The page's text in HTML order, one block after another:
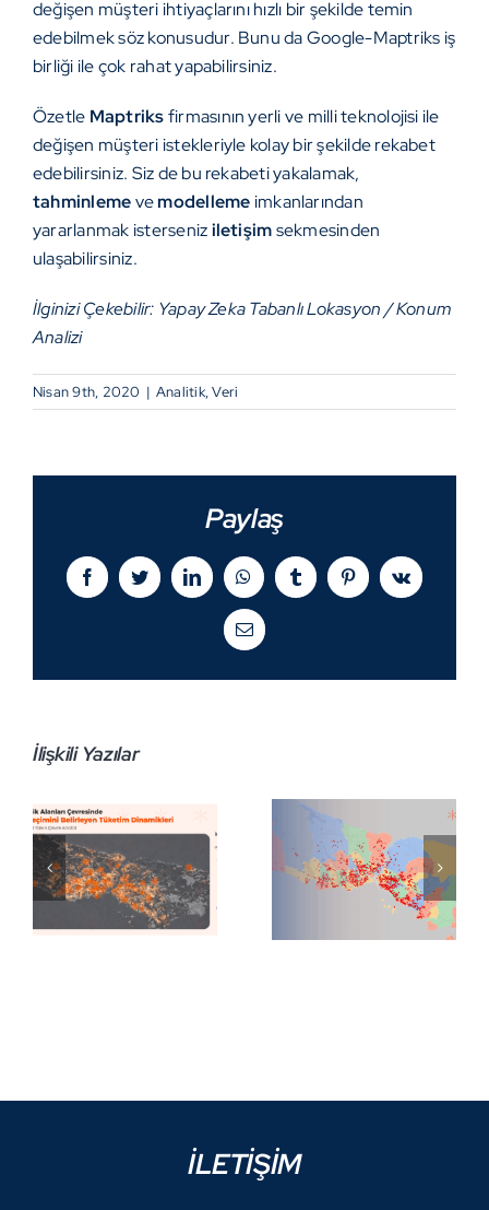
değişen müşteri ihtiyaçlarını hızlı bir şekilde temin
edebilmek söz konusudur. Bunu da Google-Maptriks iş
birliği ile çok rahat yapabilirsiniz.
Özetle Maptriksfirmasının yerli ve milli teknolojisi ile
değişen müşteri istekleriyle kolay bir şekilde rekabet
edebilirsiniz. Siz de bu rekabeti yakalamak,
tahminlemevemodellemeimkanlarından
yararlanmak isterseniziletişimsekmesinden
ulaşabilirsiniz.
İlginizi Çekebilir: Yapay Zeka Tabanlı Lokasyon / Konum
Analizi
Nisan 9th, 2020 | Analitik,Veri
Paylaş
FacebookTwitterLinkedInWhatsAppTumblrPinterestVk
E-
posta
İlişkili Yazılar
İLETİŞİM